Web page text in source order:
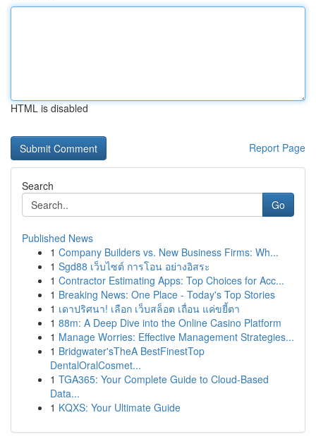
HTML is disabled
Report Page
Search
Go
Published News
1 Company Builders vs. New Business Firms: Wh...
1 Sgd88 เว็บไซต์ การโอน อย่างอิสระ
1 Contractor Estimating Apps: Top Choices for Acc...
1 Breaking News: One Place - Today's Top Stories
1 เดาปริศนา! เลือก เว็บสล็อต เถื่อน แค่ขยี้ตา
1 88m: A Deep Dive into the Online Casino Platform
1 Manage Worries: Effective Management Strategies...
1 Bridgwater'sTheA BestFinestTop
DentalOralCosmet...
1 TGA365: Your Complete Guide to Cloud-Based
Data...
1 KQXS: Your Ultimate Guide